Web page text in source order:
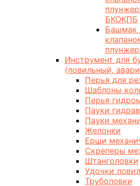
БКОКПБ
Башмак
Инструмент для
(ловильный,
Перья для
Шаблоны
Перья
Пауки
Пауки
Желонки
Ерши
Скреперы
Штанголовки
Удочки
Труболовки